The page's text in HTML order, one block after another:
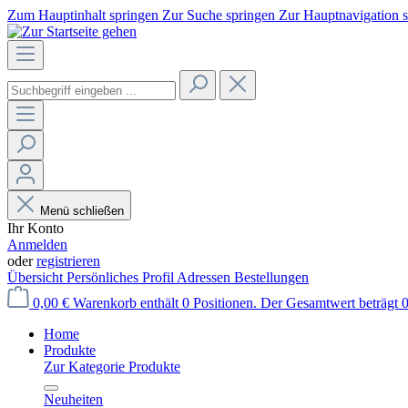
Zum Hauptinhalt springen Zur Suche springen Zur Hauptnavigation
Menü schließen
Ihr Konto
Anmelden
oderregistrieren
Übersicht Persönliches Profil Adressen Bestellungen
0,00 € Warenkorb enthält 0 Positionen. Der Gesamtwert beträgt
Home
Produkte
Zur Kategorie Produkte
Neuheiten